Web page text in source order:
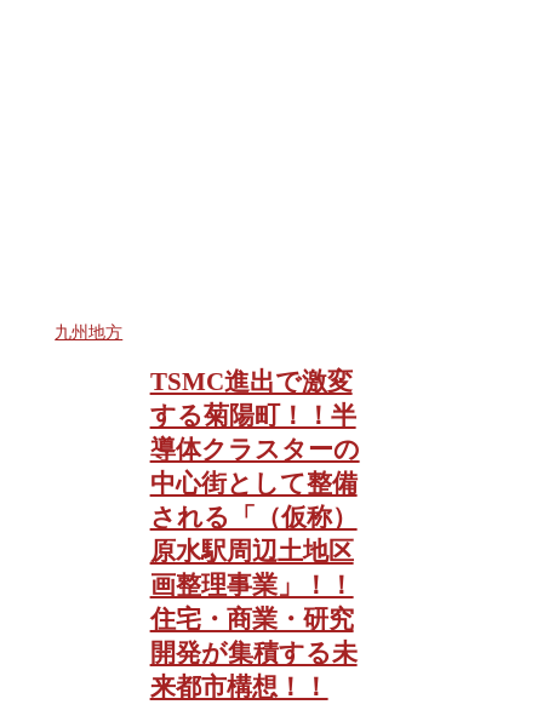
九州地方
TSMC進出で激変
する菊陽町！！半
導体クラスターの
中心街として整備
される「（仮称）
原水駅周辺土地区
画整理事業」！！
住宅・商業・研究
開発が集積する未
来都市構想！！